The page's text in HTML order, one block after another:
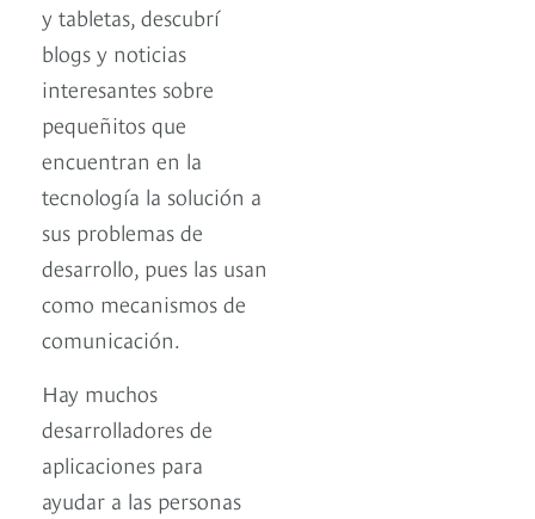
y tabletas, descubrí
blogs y noticias
interesantes sobre
pequeñitos que
encuentran en la
tecnología la solución a
sus problemas de
desarrollo, pues las usan
como mecanismos de
comunicación.
Hay muchos
desarrolladores de
aplicaciones para
ayudar a las personas